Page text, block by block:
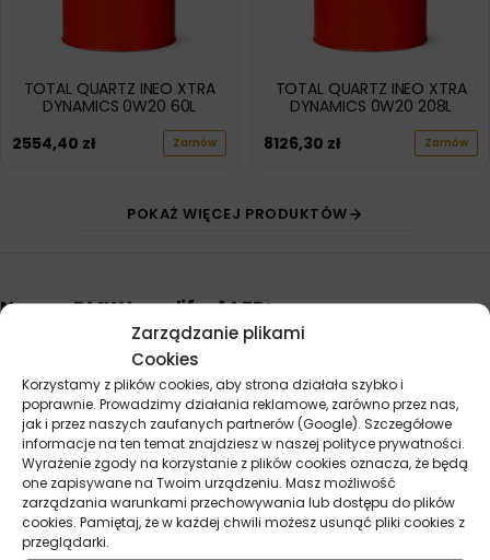
Zarządzanie plikami
Cookies
Korzystamy z plików cookies, aby strona działała szybko i
poprawnie. Prowadzimy działania reklamowe, zarówno przez nas,
jak i przez naszych zaufanych partnerów (Google). Szczegółowe
informacje na ten temat znajdziesz w naszej polityce prywatności.
Wyrażenie zgody na korzystanie z plików cookies oznacza, że będą
one zapisywane na Twoim urządzeniu. Masz możliwość
zarządzania warunkami przechowywania lub dostępu do plików
cookies. Pamiętaj, że w każdej chwili możesz usunąć pliki cookies z
przeglądarki.
TOTAL QUARTZ INEO XTRA
DYNAMICS 0W20 60L
2554,40 zł Zamów
TOTAL QUARTZ INEO XTRA
DYNAMICS 0W20 208L
8126,30 zł Zamów
POKAŻ WIĘCEJ PRODUKTÓW
Norma BMW Longlife-14 FE+
Norma BMW Longlife-14 FE+ została opracowana przez
koncern BMW AG jako część zaawansowanego systemu
specyfikacji dla środków smarnych dedykowanych
najnowszym jednostkom napędowym. Wprowadzona jako
następca wcześniejszych standardów serii Longlife,
wyznacza nowe kierunki w zakresie ochrony silnika przy
jednoczesnym zwiększeniu efektywności paliwowej.
BMW Longlife-14 FE+ charakteryzuje się
ZOBACZ WIĘCEJ